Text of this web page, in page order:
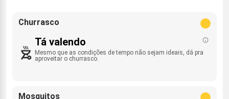
Churrasco
Tá valendo
Mesmo que as condições de tempo não sejam ideais, dá pra
aproveitar o churrasco.
Mosquitos